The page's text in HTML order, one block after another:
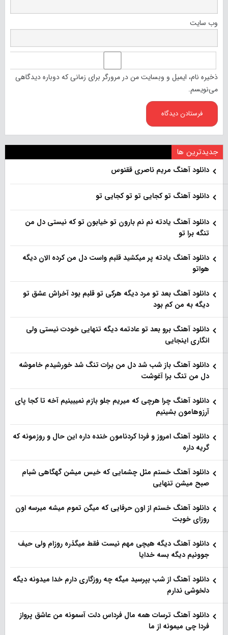
وب‌ سایت
ذخیره نام، ایمیل و وبسایت من در مرورگر برای زمانی که دوباره دیدگاهی
می‌نویسم.
جدیدترین ها
دانلود آهنگ مریم ناصری ققنوس
دانلود آهنگ تو کجایی تو تو کجایی تو
دانلود آهنگ یادته نم نم بارون تو خیابون تو که نیستی دل من
تنگه برا تو
دانلود آهنگ یادته پر میکشید قلبم واست دل من کرده الان دیگه
هواتو
دانلود آهنگ بعد تو مرد دیگه هرکی تو قلبم بود آخراش عشق تو
دیگه به من کم بود
دانلود آهنگ برو بعد تو عادتمه دیگه تنهایی خودت نیستی ولی
انگاری اینجایی
دانلود آهنگ باز شب شد دل من برات تنگ شد خورشیدم خاموشه
دل من تنگ برا آغوشت
دانلود آهنگ چرا هرچی که میریم جلو بازم نمیبینیم آخه تا کجا پای
آرزوهامون بشینیم
دانلود آهنگ امروز و فردا کردنامون خنده داره این حال و روزمونه که
گریه داره
دانلود آهنگ خستم مثل چشمایی که خیس میشن گهگاهی شبام
صبح میشن تنهایی
دانلود آهنگ خستم از اون حرفایی که میگن تموم میشه میرسه اون
روزای خوبت
دانلود آهنگ دیگه هیچی مهم نیست فقط میگذره روزام ولی حیف
جوونیم دیگه بسه خدایا
دانلود آهنگ از شب بپرسید میگه چه روزگاری دارم خدا میدونه دیگه
دلخوشی ندارم
دانلود آهنگ ترسات همه مال فرداس دلت آسمونه من عاشق پرواز
فردا چی میمونه از ما